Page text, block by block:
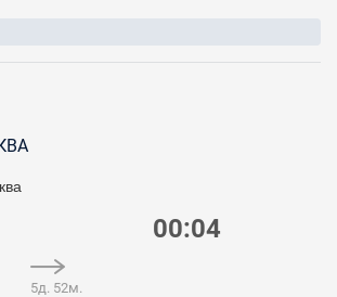
5д. 52м.
00:04